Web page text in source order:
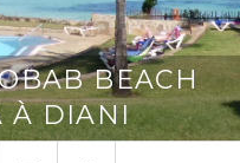
BEACH
À DIANI
YoutubeContact